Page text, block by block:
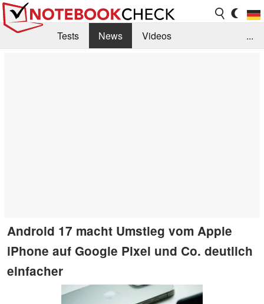
Tests News
Videos
...
Android 17 macht Umstieg vom Apple
iPhone auf Google Pixel und Co. deutlich
einfacher